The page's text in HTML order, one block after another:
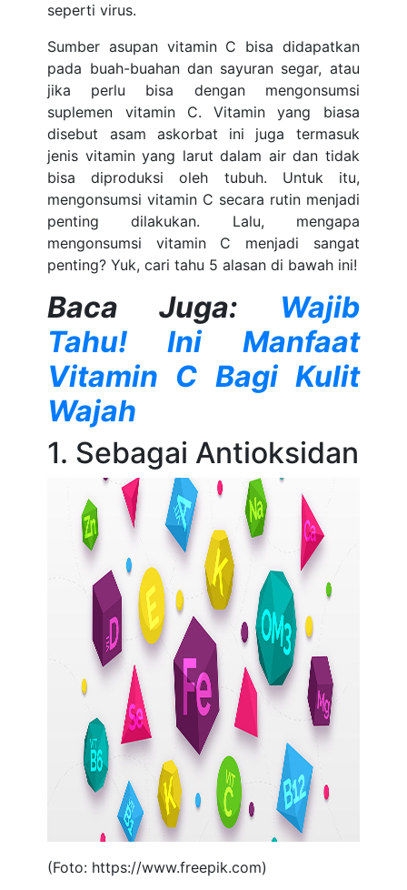
seperti virus.
Sumber asupan vitamin C bisa didapatkan
pada buah-buahan dan sayuran segar, atau
jika perlu bisa dengan mengonsumsi
suplemen vitamin C. Vitamin yang biasa
disebut asam askorbat ini juga termasuk
jenis vitamin yang larut dalam air dan tidak
bisa diproduksi oleh tubuh. Untuk itu,
mengonsumsi vitamin C secara rutin menjadi
penting dilakukan. Lalu, mengapa
mengonsumsi vitamin C menjadi sangat
penting? Yuk, cari tahu 5 alasan di bawah ini!
Baca Juga: Wajib
Tahu! Ini Manfaat
Vitamin C Bagi Kulit
Wajah
1. Sebagai Antioksidan
(Foto: https://www.freepik.com)